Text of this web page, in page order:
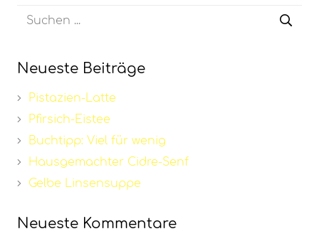
Neueste Beiträge
Pistazien-Latte
Pfirsich-Eistee
Buchtipp: Viel für wenig
Hausgemachter Cidre-Senf
Gelbe Linsensuppe
Neueste Kommentare